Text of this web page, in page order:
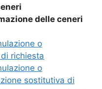
delle ceneri
o
richiesta
o
sostitutiva di